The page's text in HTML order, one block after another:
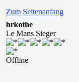
Zum Seitenanfang
hrkothe
Le Mans Sieger
Offline